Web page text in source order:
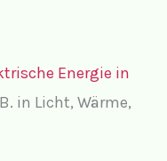
Energie in
in Licht, Wärme,